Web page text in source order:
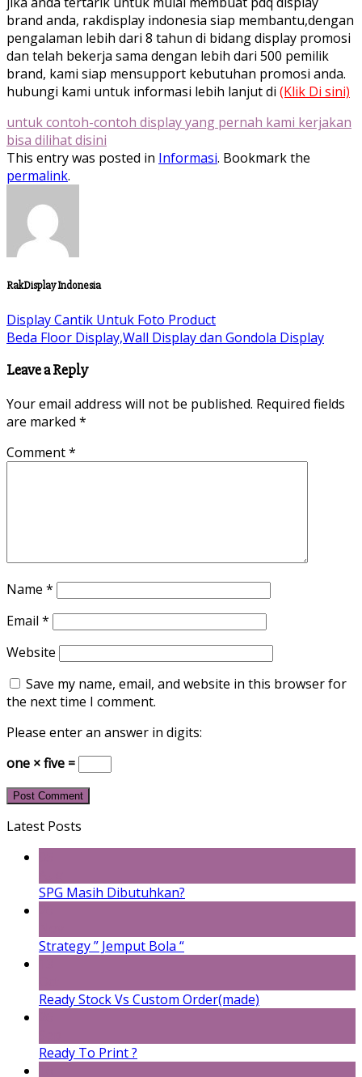
brand anda, rakdisplay indonesia siap membantu,dengan
pengalaman lebih dari 8 tahun di bidang display promosi
dan telah bekerja sama dengan lebih dari 500 pemilik
brand, kami siap mensupport kebutuhan promosi anda.
hubungi kami untuk informasi lebih lanjut di (Klik Di sini)
untuk contoh-contoh display yang pernah kami kerjakan
bisa dilihat disini
This entry was posted in Informasi. Bookmark the
permalink.
RakDisplay Indonesia
Display Cantik Untuk Foto Product
Beda Floor Display,Wall Display dan Gondola Display
Leave a Reply
Your email address will not be published. Required fields
are marked *
Comment*
Name *
Email *
Website
Save my name, email, and website in this browser for
the next time I comment.
Please enter an answer in digits:
one × five =
Latest Posts
SPG Masih Dibutuhkan?
Strategy ” Jemput Bola “
Ready Stock Vs Custom Order(made)
Ready To Print ?